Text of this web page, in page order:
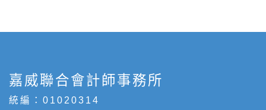
嘉威聯合會計師事務所
統編：01020314